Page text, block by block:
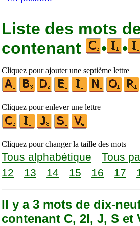
Liste des mots
contenant
• •
Cliquez pour ajouter une septième lettre
Cliquez pour enlever une lettre
Cliquez pour changer la taille des mots
Tous alphabétique Tous
12
13 14 15 16 17
Il y a 3 mots de dix-
contenant C, 2I, J, S et